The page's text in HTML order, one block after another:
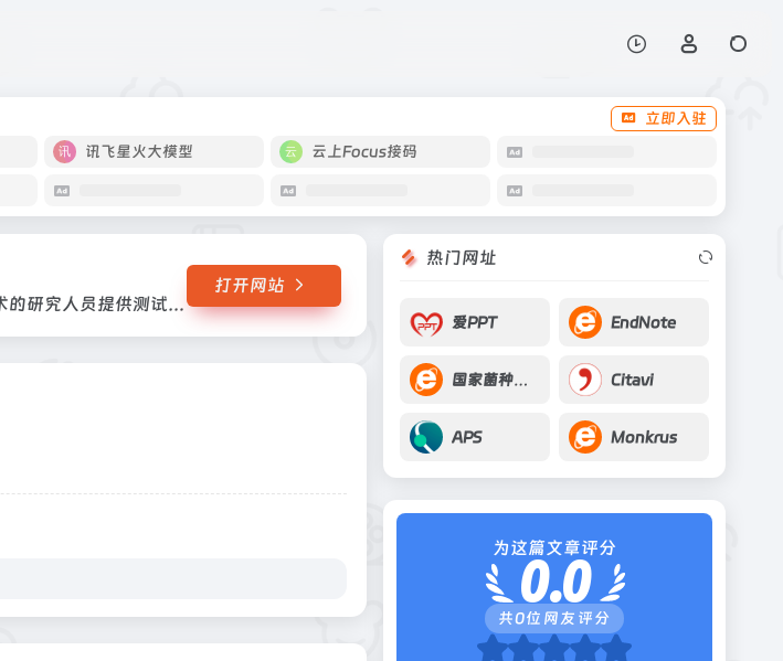
立即入驻
讯飞星火大模型 云上Focus接码
NICT为信息通信技术开发的高速研发网络测试平台，旨在为高级网络技术的研究人员提供测试环境，并为研究人员提供强大的支持和赋能NICT为信息通信技术开发的高速研发网络测试平台，旨在为高级网络技术的研究人员提供测试环境，并为研究人员提供强大的支持和赋能
打开网站
热门网址
爱PPT EndNote
国家菌种资源库 Citavi
APS Monkrus
为这篇文章评分
0.0
共0位网友评分